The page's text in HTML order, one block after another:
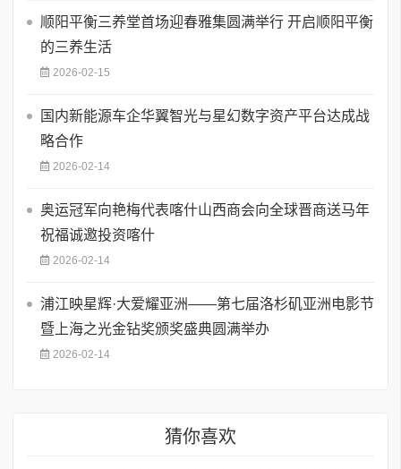
顺阳平衡三养堂首场迎春雅集圆满举行 开启顺阳平衡
的三养生活
2026-02-15
国内新能源车企华翼智光与星幻数字资产平台达成战
略合作
2026-02-14
奥运冠军向艳梅代表喀什山西商会向全球晋商送马年
祝福诚邀投资喀什
2026-02-14
浦江映星辉·大爱耀亚洲——第七届洛杉矶亚洲电影节
暨上海之光金钻奖颁奖盛典圆满举办
2026-02-14
猜你喜欢